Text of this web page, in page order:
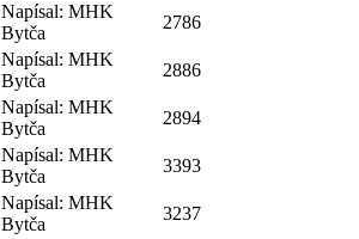
Napísal: MHK
Bytča
2786
Napísal: MHK
Bytča
2886
Napísal: MHK
Bytča
2894
Napísal: MHK
Bytča
3393
Napísal: MHK
Bytča
3237